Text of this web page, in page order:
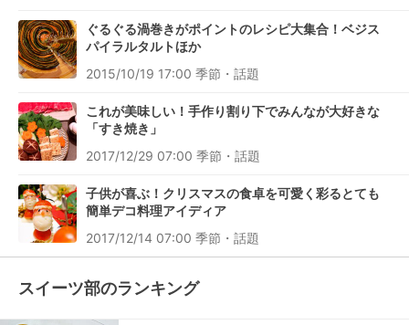
ぐるぐる渦巻きがポイントのレシピ大集合！ベジス
パイラルタルトほか
2015/10/19 17:00 季節・話題
これが美味しい！手作り割り下でみんなが大好きな
「すき焼き」
2017/12/29 07:00 季節・話題
子供が喜ぶ！クリスマスの食卓を可愛く彩るとても
簡単デコ料理アイディア
2017/12/14 07:00 季節・話題
スイーツ部のランキング